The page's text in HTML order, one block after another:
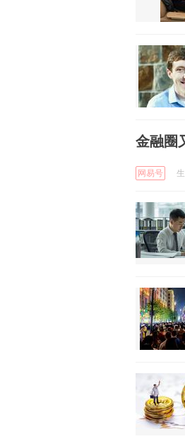
金融圈
网易号